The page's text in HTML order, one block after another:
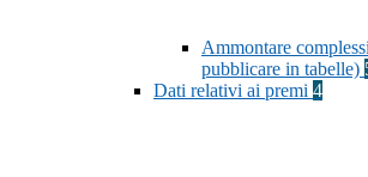
Ammontare
pubblicare in tabelle)
Dati relativi ai premi 4